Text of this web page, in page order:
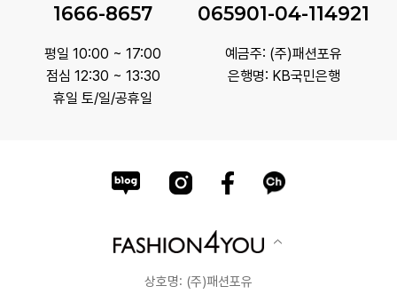
1666-8657
평일 10:00 ~ 17:00
점심 12:30 ~ 13:30
휴일 토/일/공휴일
065901-04-114921
예금주: (주)패션포유
은행명: KB국민은행
상호명: (주)패션포유